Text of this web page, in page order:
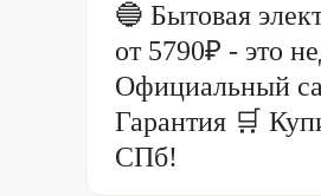
🔵 Бытовая
от 5790₽ - это
Официальный
Гарантия 🛒
СПб!